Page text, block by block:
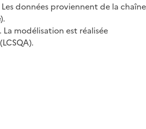
données proviennent de la chaîne
modélisation est réalisée